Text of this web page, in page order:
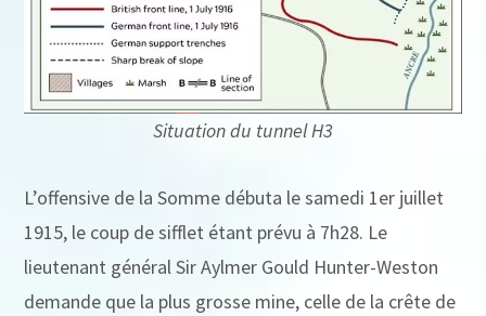
Situation du tunnel H3
L’offensive de la Somme débuta le samedi 1er juillet
1915, le coup de sifflet étant prévu à 7h28. Le
lieutenant général Sir Aylmer Gould Hunter-Weston
demande que la plus grosse mine, celle de la crête de